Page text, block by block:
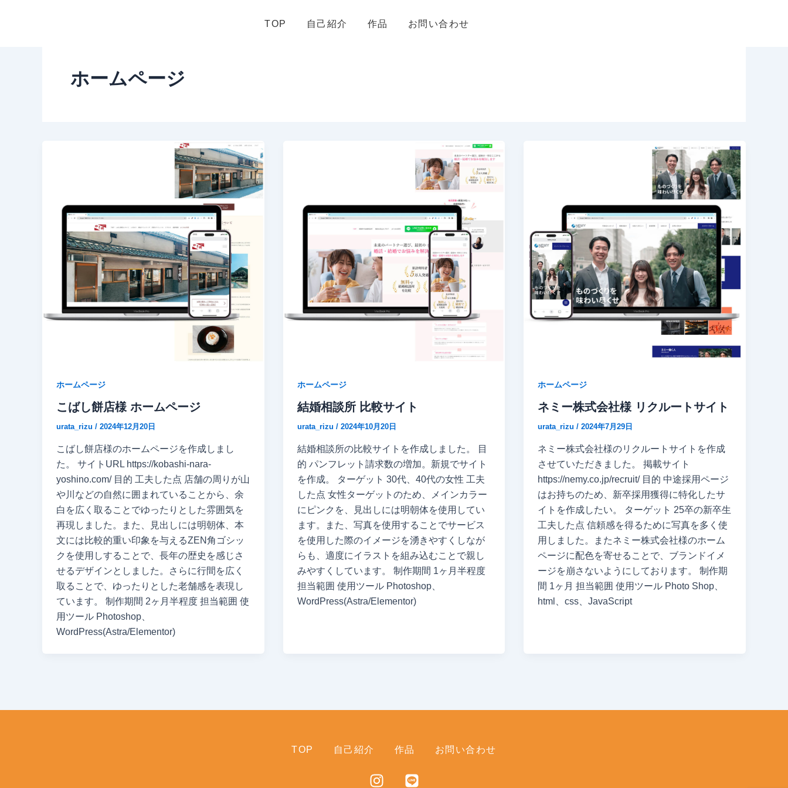
TOP 自己紹介 作品 お問い合わせ
ホームページ
ホームページ
こばし餅店様 ホームページ
urata_rizu / 2024年12月20日
こばし餅店様のホームページを作成しまし
た。 サイトURL https://kobashi-nara-
yoshino.com/ 目的 工夫した点 店舗の周りが山
や川などの自然に囲まれていることから、余
白を広く取ることでゆったりとした雰囲気を
再現しました。また、見出しには明朝体、本
文には比較的重い印象を与えるZEN角ゴシッ
クを使用しすることで、長年の歴史を感じさ
せるデザインとしました。さらに行間を広く
取ることで、ゆったりとした老舗感を表現し
ています。 制作期間 2ヶ月半程度 担当範囲 使
用ツール Photoshop、
WordPress(Astra/Elementor)
ホームページ
結婚相談所 比較サイト
urata_rizu / 2024年10月20日
結婚相談所の比較サイトを作成しました。 目
的 パンフレット請求数の増加。新規でサイト
を作成。 ターゲット 30代、40代の女性 工夫
した点 女性ターゲットのため、メインカラー
にピンクを、見出しには明朝体を使用してい
ます。また、写真を使用することでサービス
を使用した際のイメージを湧きやすくしなが
らも、適度にイラストを組み込むことで親し
みやすくしています。 制作期間 1ヶ月半程度
担当範囲 使用ツール Photoshop、
WordPress(Astra/Elementor)
ホームページ
ネミー株式会社様 リクルートサイト
urata_rizu/2024年7月29日
ネミー株式会社様のリクルートサイトを作成
させていただきました。 掲載サイト
https://nemy.co.jp/recruit/ 目的 中途採用ページ
はお持ちのため、新卒採用獲得に特化したサ
イトを作成したい。 ターゲット 25卒の新卒生
工夫した点 信頼感を得るために写真を多く使
用しました。またネミー株式会社様のホーム
ページに配色を寄せることで、ブランドイメ
ージを崩さないようにしております。 制作期
間 1ヶ月 担当範囲 使用ツール Photo Shop、
html、css、JavaScript
TOP 自己紹介 作品 お問い合わせ
I
L